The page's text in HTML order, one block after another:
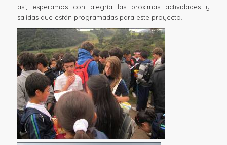
así, esperamos con alegría las próximas actividades y
salidas que están programadas para este proyecto.